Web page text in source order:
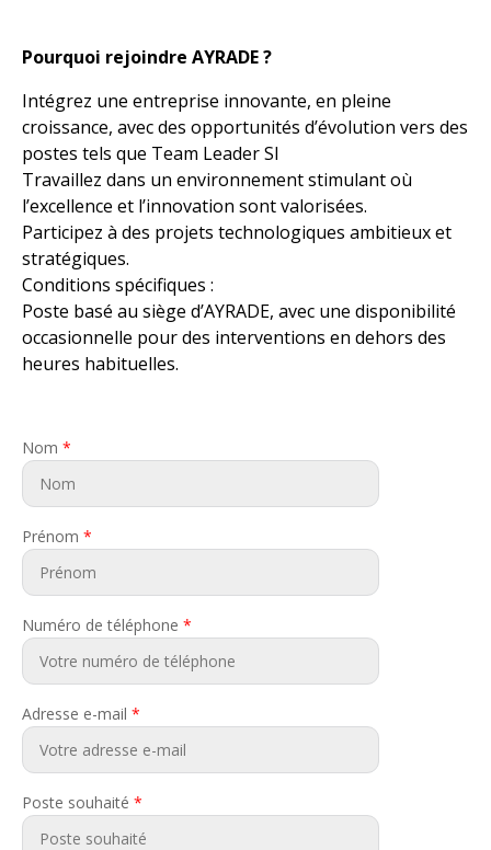
Pourquoi rejoindre AYRADE ?
Intégrez une entreprise innovante, en pleine
croissance, avec des opportunités d’évolution vers des
postes tels que Team Leader SI
Travaillez dans un environnement stimulant où
l’excellence et l’innovation sont valorisées.
Participez à des projets technologiques ambitieux et
stratégiques.
Conditions spécifiques :
Poste basé au siège d’AYRADE, avec une disponibilité
occasionnelle pour des interventions en dehors des
heures habituelles.
Nom *
Prénom *
Numéro de téléphone *
Adresse e-mail *
Poste souhaité *